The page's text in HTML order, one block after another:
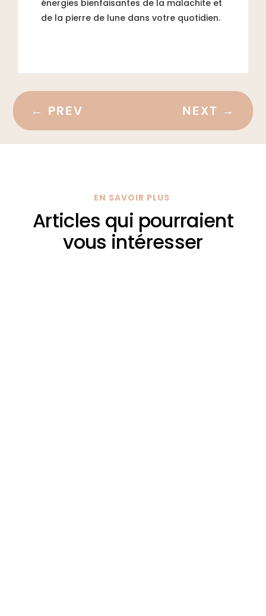
énergies bienfaisantes de la malachite et
de la pierre de lune dans votre quotidien.
← PREV NEXT →
EN SAVOIR PLUS
Articles qui pourraient
vous intéresser